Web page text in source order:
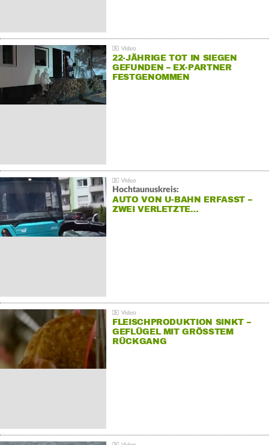
22-JÄHRIGE TOT IN SIEGEN
GEFUNDEN – EX-PARTNER
FESTGENOMMEN
Hochtaunuskreis:
AUTO VON U-BAHN ERFASST –
ZWEI VERLETZTE…
FLEISCHPRODUKTION SINKT –
GEFLÜGEL MIT GRÖSSTEM R
ÜCKGANG